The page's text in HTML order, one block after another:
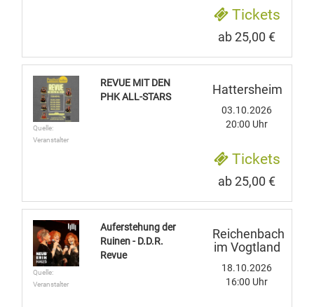
Tickets
ab 25,00 €
Quelle:
Veranstalter
REVUE MIT DEN
PHK ALL-STARS
Hattersheim
03.10.2026
20:00 Uhr
Tickets
ab 25,00 €
Quelle:
Veranstalter
Auferstehung der
Ruinen - D.D.R.
Revue
Reichenbach
im Vogtland
18.10.2026
16:00 Uhr